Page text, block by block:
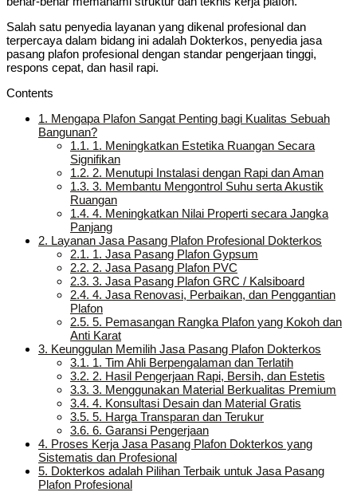
Salah satu penyedia layanan yang dikenal profesional dan
terpercaya dalam bidang ini adalah Dokterkos, penyedia jasa
pasang plafon profesional dengan standar pengerjaan tinggi,
respons cepat, dan hasil rapi.
Contents
1. Mengapa Plafon Sangat Penting bagi Kualitas Sebuah
Bangunan?
1.1. 1. Meningkatkan Estetika Ruangan Secara
Signifikan
1.2. 2. Menutupi Instalasi dengan Rapi dan Aman
1.3. 3. Membantu Mengontrol Suhu serta Akustik
Ruangan
1.4. 4. Meningkatkan Nilai Properti secara Jangka
Panjang
2. Layanan Jasa Pasang Plafon Profesional Dokterkos
2.1. 1. Jasa Pasang Plafon Gypsum
2.2. 2. Jasa Pasang Plafon PVC
2.3. 3. Jasa Pasang Plafon GRC / Kalsiboard
2.4. 4. Jasa Renovasi, Perbaikan, dan Penggantian
Plafon
2.5. 5. Pemasangan Rangka Plafon yang Kokoh dan
Anti Karat
3. Keunggulan Memilih Jasa Pasang Plafon Dokterkos
3.1. 1. Tim Ahli Berpengalaman dan Terlatih
3.2. 2. Hasil Pengerjaan Rapi, Bersih, dan Estetis
3.3. 3. Menggunakan Material Berkualitas Premium
3.4. 4. Konsultasi Desain dan Material Gratis
3.5. 5. Harga Transparan dan Terukur
3.6. 6. Garansi Pengerjaan
4. Proses Kerja Jasa Pasang Plafon Dokterkos yang
Sistematis dan Profesional
5. Dokterkos adalah Pilihan Terbaik untuk Jasa Pasang
Plafon Profesional